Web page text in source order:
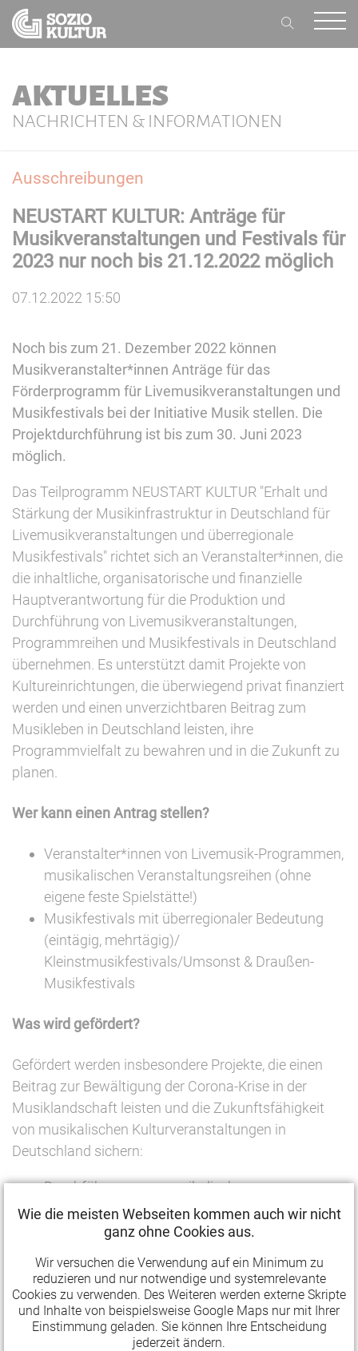
AKTUELLES
NACHRICHTEN & INFORMATIONEN
Ausschreibungen
NEUSTART KULTUR: Anträge für
Musikveranstaltungen und Festivals für
2023 nur noch bis 21.12.2022 möglich
07.12.2022 15:50
Noch bis zum 21. Dezember 2022 können
Musikveranstalter*innen Anträge für das
Förderprogramm für Livemusikveranstaltungen und
Musikfestivals bei der Initiative Musik stellen. Die
Projektdurchführung ist bis zum 30. Juni 2023
möglich.
Das Teilprogramm NEUSTART KULTUR "Erhalt und
Stärkung der Musikinfrastruktur in Deutschland für
Livemusikveranstaltungen und überregionale
Musikfestivals" richtet sich an Veranstalter*innen, die
die inhaltliche, organisatorische und finanzielle
Hauptverantwortung für die Produktion und
Durchführung von Livemusikveranstaltungen,
Programmreihen und Musikfestivals in Deutschland
übernehmen. Es unterstützt damit Projekte von
Kultureinrichtungen, die überwiegend privat finanziert
werden und einen unverzichtbaren Beitrag zum
Musikleben in Deutschland leisten, ihre
Programmvielfalt zu bewahren und in die Zukunft zu
planen.
Wer kann einen Antrag stellen?
Veranstalter*innen von Livemusik-Programmen,
musikalischen Veranstaltungsreihen (ohne
eigene feste Spielstätte!)
Musikfestivals mit überregionaler Bedeutung
(eintägig, mehrtägig)/
Kleinstmusikfestivals/Umsonst & Draußen-
Musikfestivals
Was wird gefördert?
Gefördert werden insbesondere Projekte, die einen
Beitrag zur Bewältigung der Corona-Krise in der
Musiklandschaft leisten und die Zukunftsfähigkeit
von musikalischen Kulturveranstaltungen in
Deutschland sichern:
Durchführung von musikalischen
Veranstaltungen und Formaten zur
Wiedergewinnung des Publikums
Equality, Professionalisierung, Vernetzung
Förderung der Akzeptanz von Livemusik anhand
von Modellprojekten oder einer Kampagne
Maßnahmen zur Programmplanung für 2023
Wie die meisten Webseiten kommen auch wir nicht
ganz ohne Cookies aus.
Wir versuchen die Verwendung auf ein Minimum zu
reduzieren und nur notwendige und systemrelevante
Cookies zu verwenden. Des Weiteren werden externe Skripte
und Inhalte von beispielsweise Google Maps nur mit Ihrer
Einstimmung geladen. Sie können Ihre Entscheidung
jederzeit ändern.